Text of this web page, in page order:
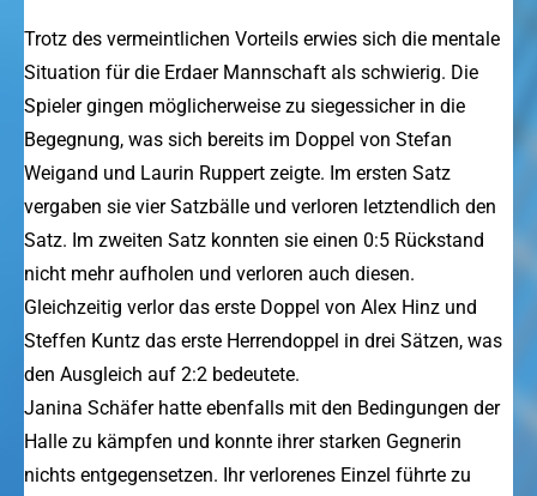
Trotz des vermeintlichen Vorteils erwies sich die mentale
Situation für die Erdaer Mannschaft als schwierig. Die
Spieler gingen möglicherweise zu siegessicher in die
Begegnung, was sich bereits im Doppel von Stefan
Weigand und Laurin Ruppert zeigte. Im ersten Satz
vergaben sie vier Satzbälle und verloren letztendlich den
Satz. Im zweiten Satz konnten sie einen 0:5 Rückstand
nicht mehr aufholen und verloren auch diesen.
Gleichzeitig verlor das erste Doppel von Alex Hinz und
Steffen Kuntz das erste Herrendoppel in drei Sätzen, was
den Ausgleich auf 2:2 bedeutete.
Janina Schäfer hatte ebenfalls mit den Bedingungen der
Halle zu kämpfen und konnte ihrer starken Gegnerin
nichts entgegensetzen. Ihr verlorenes Einzel führte zu